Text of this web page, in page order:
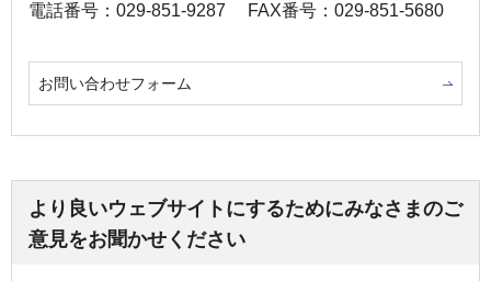
電話番号：029-851-9287
FAX番号：029-851-5680
お問い合わせフォーム
より良いウェブサイトにするためにみなさまのご
意見をお聞かせください